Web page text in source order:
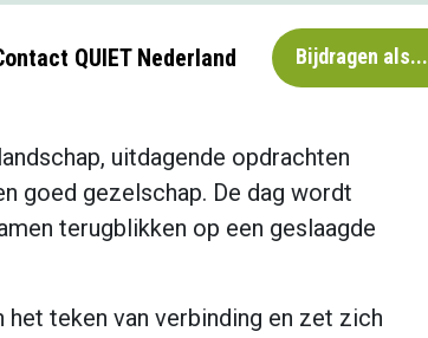
QUIET Nederland Bijdragen als...
uitdagende opdrachten
goed gezelschap. De dag wordt
terugblikken op een geslaagde
het teken van verbinding en zet zich